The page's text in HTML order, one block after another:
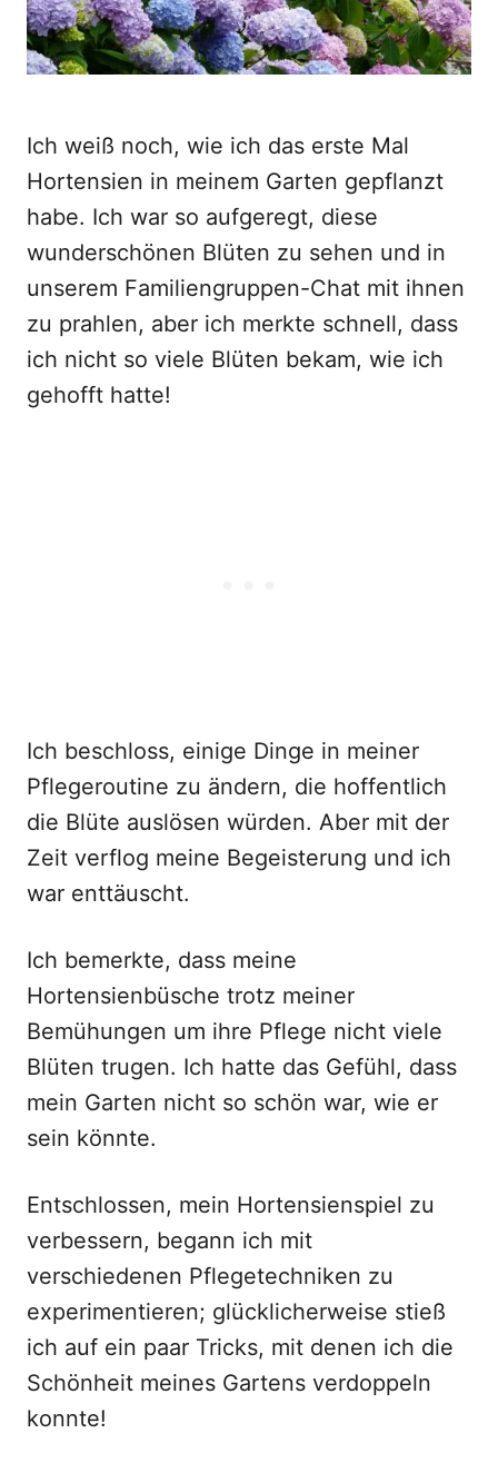
Ich weiß noch, wie ich das erste Mal
Hortensien in meinem Garten gepflanzt
habe. Ich war so aufgeregt, diese
wunderschönen Blüten zu sehen und in
unserem Familiengruppen-Chat mit ihnen
zu prahlen, aber ich merkte schnell, dass
ich nicht so viele Blüten bekam, wie ich
gehofft hatte!
Ich beschloss, einige Dinge in meiner
Pflegeroutine zu ändern, die hoffentlich
die Blüte auslösen würden. Aber mit der
Zeit verflog meine Begeisterung und ich
war enttäuscht.
Ich bemerkte, dass meine
Hortensienbüsche trotz meiner
Bemühungen um ihre Pflege nicht viele
Blüten trugen. Ich hatte das Gefühl, dass
mein Garten nicht so schön war, wie er
sein könnte.
Entschlossen, mein Hortensienspiel zu
verbessern, begann ich mit
verschiedenen Pflegetechniken zu
experimentieren; glücklicherweise stieß
ich auf ein paar Tricks, mit denen ich die
Schönheit meines Gartens verdoppeln
konnte!